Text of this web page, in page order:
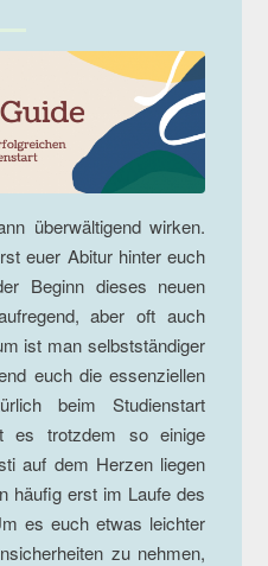
überwältigend wirken.
euer Abitur hinter euch
Beginn dieses neuen
aber oft auch
ist man selbstständiger
euch die essenziellen
beim Studienstart
es trotzdem so einige
auf dem Herzen liegen
häufig erst im Laufe des
es euch etwas leichter
zu nehmen,